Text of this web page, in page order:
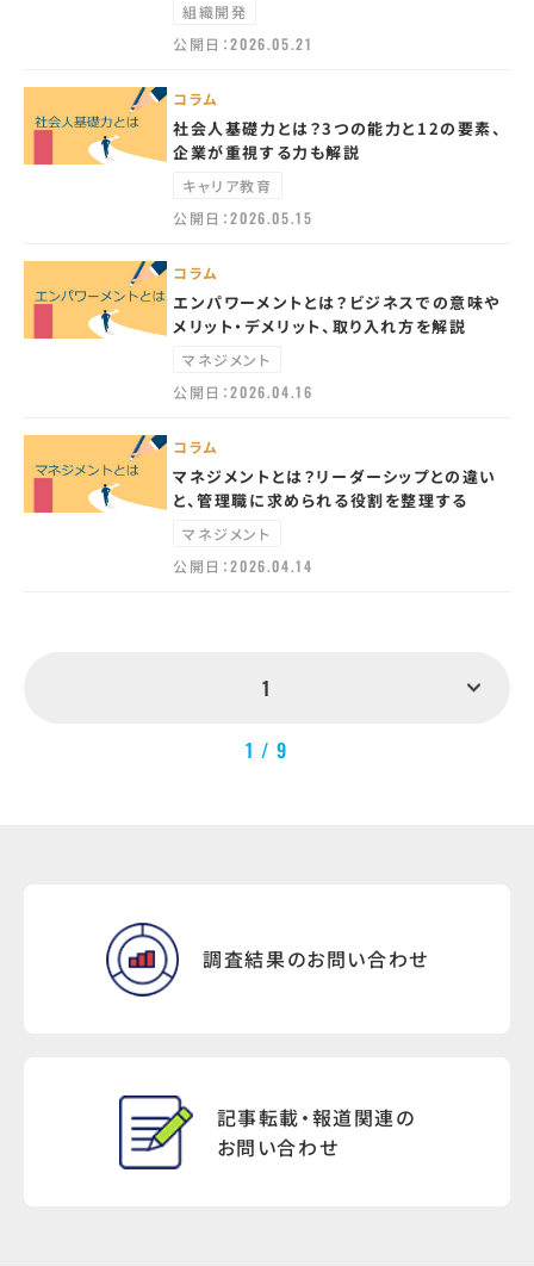
組織開発
公開日：2026.05.21
コラム
社会人基礎力とは？3つの能力と12の要素、
企業が重視する力も解説
キャリア教育
公開日：2026.05.15
コラム
エンパワーメントとは？ビジネスでの意味や
メリット・デメリット、取り入れ方を解説
マネジメント
公開日：2026.04.16
コラム
マネジメントとは？リーダーシップとの違い
と、管理職に求められる役割を整理する
マネジメント
公開日：2026.04.14
1
1 / 9
調査結果のお問い合わせ
記事転載・報道関連の
お問い合わせ